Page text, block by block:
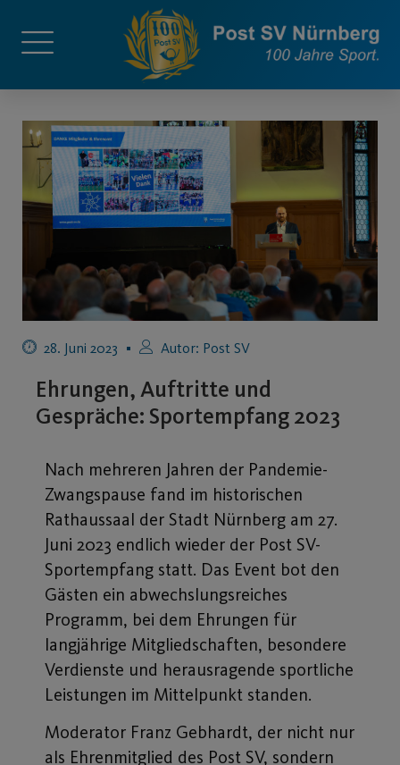
28. Juni 2023 Autor: Post SV
Ehrungen, Auftritte und
Gespräche: Sportempfang 2023
Nach mehreren Jahren der Pandemie-
Zwangspause fand im historischen
Rathaussaal der Stadt Nürnberg am 27.
Juni 2023 endlich wieder der Post SV-
Sportempfang statt. Das Event bot den
Gästen ein abwechslungsreiches
Programm, bei dem Ehrungen für
langjährige Mitgliedschaften, besondere
Verdienste und herausragende sportliche
Leistungen im Mittelpunkt standen.
Moderator Franz Gebhardt, der nicht nur
als Ehrenmitglied des Post SV, sondern